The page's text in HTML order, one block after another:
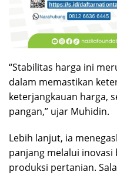
“Stabilitas harga ini
dalam memastikan
keterjangkauan harga,
pangan,” ujar Muhidin.
Lebih lanjut, ia
panjang melalui
produksi pertanian.